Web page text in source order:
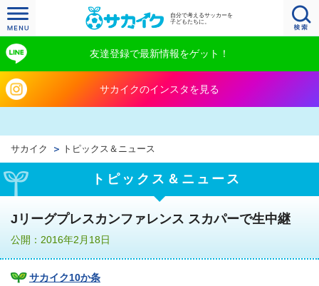
自分で考えるサッカーを
子どもたちに。
友達登録で最新情報をゲット！
サカイクのインスタを見る
サカイク トピックス＆ニュース
トピックス＆ニュース
Jリーグプレスカンファレンス スカパーで生中継
公開：2016年2月18日
サカイク10か条